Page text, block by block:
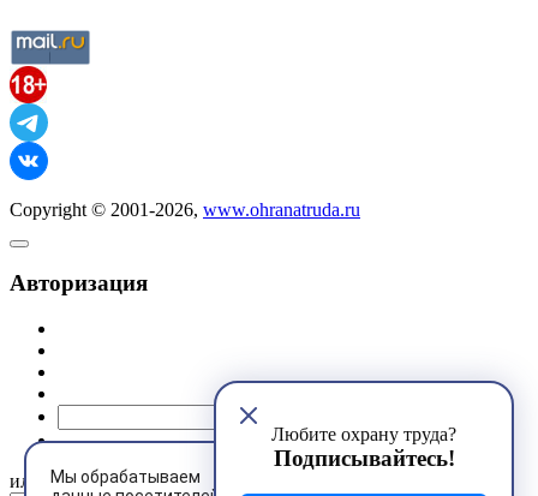
Мы обрабатываем
Любите охрану труда?
Подписывайтесь!
Copyright © 2001-2026, www.ohranatruda.ru
Авторизация
или